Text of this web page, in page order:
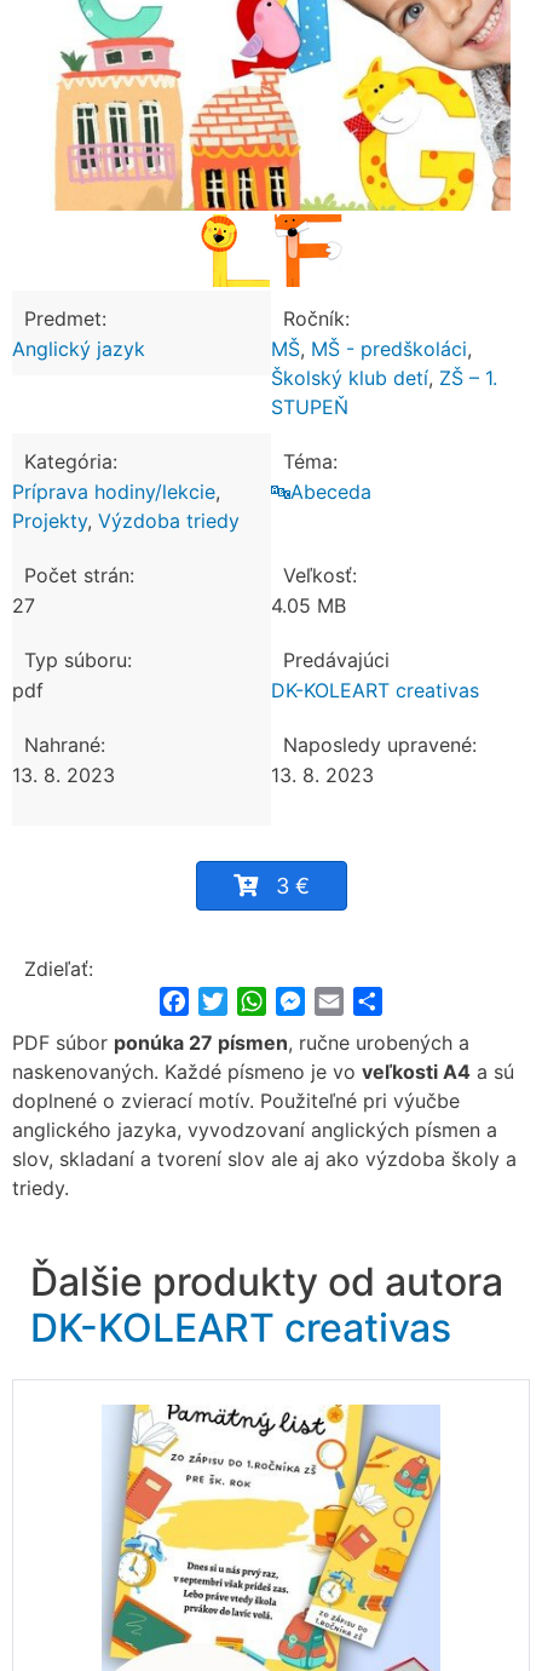
Predmet:
Anglický jazyk
Ročník:
MŠ, MŠ - predškoláci,
Školský klub detí, ZŠ – 1.
STUPEŇ
Kategória:
Príprava hodiny/lekcie,
Projekty, Výzdoba triedy
Téma:
🔤Abeceda
Počet strán:
27
Veľkosť:
4.05 MB
Typ súboru:
pdf
Predávajúci
DK-KOLEART creativas
Nahrané:
13. 8. 2023
Naposledy upravené:
13. 8. 2023
3 €
Zdieľať:
FacebookTwitterWhatsApp
Messenger
Email
PDF súbor ponúka 27 písmen, ručne urobených a
naskenovaných. Každé písmeno je vo veľkosti A4 a sú
doplnené o zvierací motív. Použiteľné pri výučbe
anglického jazyka, vyvodzovaní anglických písmen a
slov, skladaní a tvorení slov ale aj ako výzdoba školy a
triedy.
Ďalšie produkty od autora
DK-KOLEART creativas